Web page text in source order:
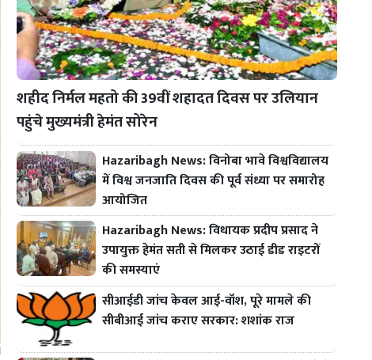
शहीद निर्मल महतो की 39वीं शहादत दिवस पर उलियान
पहुंचे मुख्यमंत्री हेमंत सोरेन
Hazaribagh News: विनोबा भावे विश्वविद्यालय
में विश्व जनजाति दिवस की पूर्व संध्या पर समारोह
आयोजित
Hazaribagh News: विधायक प्रदीप प्रसाद ने
उपायुक्त हेमंत सती से मिलकर उठाई डीड राइटरों
की समस्याएं
सीआईडी जांच केवल आई-वॉश, पूरे मामले की
सीबीआई जांच कराए सरकार: शशांक राज